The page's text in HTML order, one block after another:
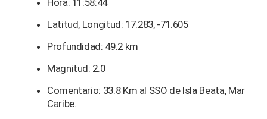
Hora: 11:58:44
Latitud, Longitud: 17.283, -71.605
Profundidad: 49.2 km
Magnitud: 2.0
Comentario: 33.8 Km al SSO de Isla Beata, Mar
Caribe.